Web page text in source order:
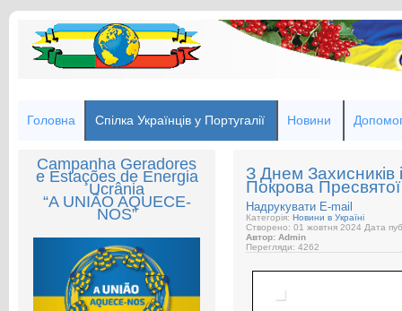
Головна Спілка Українців у Португалії Новини
Campanha Geradores
e Estações de Energia
Ucrânia
“A UNIÃO AQUECE-
NOS”
З Днем Захисників
Покрова
Надрукувати E-mail
Категорія:Новини в Україні
Створено: 01 жовтня 2024 Дата
Автор: Admin
Перегляди: 4262